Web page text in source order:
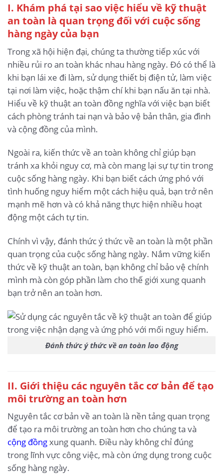
I. Khám phá tại sao việc hiểu về kỹ thuật
an toàn là quan trọng đối với cuộc sống
hàng ngày của bạn
Trong xã hội hiện đại, chúng ta thường tiếp xúc với
nhiều rủi ro an toàn khác nhau hàng ngày. Đó có thể là
khi bạn lái xe đi làm, sử dụng thiết bị điện tử, làm việc
tại nơi làm việc, hoặc thậm chí khi bạn nấu ăn tại nhà.
Hiểu về kỹ thuật an toàn đồng nghĩa với việc bạn biết
cách phòng tránh tai nạn và bảo vệ bản thân, gia đình
và cộng đồng của mình.
Ngoài ra, kiến thức về an toàn không chỉ giúp bạn
tránh xa khỏi nguy cơ, mà còn mang lại sự tự tin trong
cuộc sống hàng ngày. Khi bạn biết cách ứng phó với
tình huống nguy hiểm một cách hiệu quả, bạn trở nên
mạnh mẽ hơn và có khả năng thực hiện nhiều hoạt
động một cách tự tin.
Chính vì vậy, đánh thức ý thức về an toàn là một phần
quan trọng của cuộc sống hàng ngày. Nắm vững kiến
thức về kỹ thuật an toàn, bạn không chỉ bảo vệ chính
mình mà còn góp phần làm cho thế giới xung quanh
bạn trở nên an toàn hơn.
Đánh thức ý thức về an toàn lao động
II. Giới thiệu các nguyên tắc cơ bản để tạo
môi trường an toàn hơn
Nguyên tắc cơ bản về an toàn là nền tảng quan trọng
để tạo ra môi trường an toàn hơn cho chúng ta và
cộng đồngxung quanh. Điều này không chỉ đúng
trong lĩnh vực công việc, mà còn ứng dụng trong cuộc
sống hàng ngày.